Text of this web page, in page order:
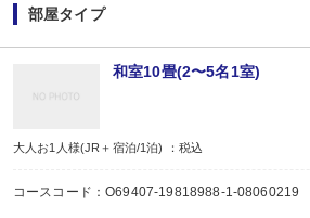
※ご予約状況によっては、お部屋の眺望がご希望
お電話（0555-72-1212）にてご確認をお願い致
定員はいずれのお部屋も5名様です。
部屋タイプ
和室10畳(2〜5名1室)
大人お1人様(JR＋宿泊/1泊) ：税込
コースコード：O69407-19818988-1-08060219